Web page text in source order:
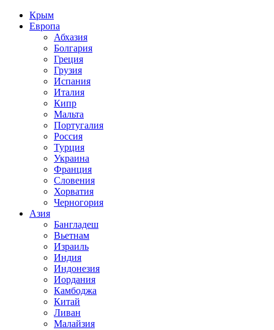
Крым
Европа
Абхазия
Болгария
Греция
Грузия
Испания
Италия
Кипр
Мальта
Португалия
Россия
Турция
Украина
Франция
Словения
Хорватия
Черногория
Азия
Бангладеш
Вьетнам
Израиль
Индия
Индонезия
Иордания
Камбоджа
Китай
Ливан
Малайзия